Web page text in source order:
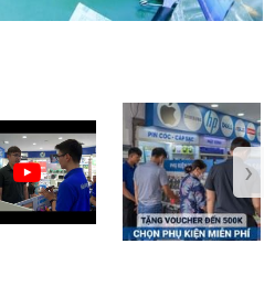
›